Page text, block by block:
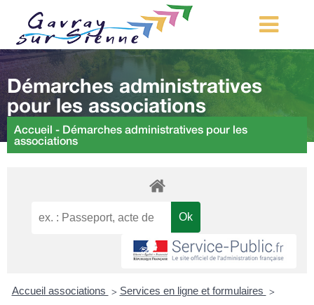
MA COMMUNE
MON QUOTIDIEN
LOISIRS ET TOURISME
MES DÉMARCHES
CONTACT
Démarches d’urbanisme
Démarches administratives
pour les associations
Accueil - Démarches administratives pour les
associations
Accueil associations > Services en ligne et formulaires >